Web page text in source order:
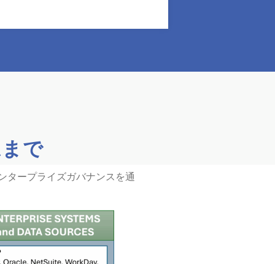
で
タープライズガバナンスを通